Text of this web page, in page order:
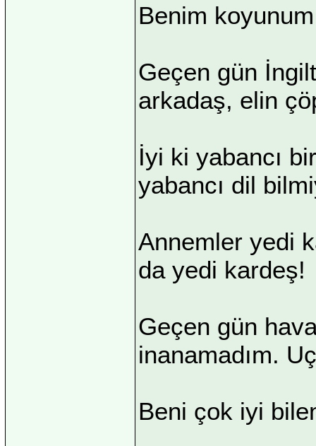
Benim
Geçen gün
arkadaş, elin
İyi ki yabancı
yabancı dil
Annemler yedi
da yedi kardeş!
Geçen gün
inanamadım.
Beni çok iyi